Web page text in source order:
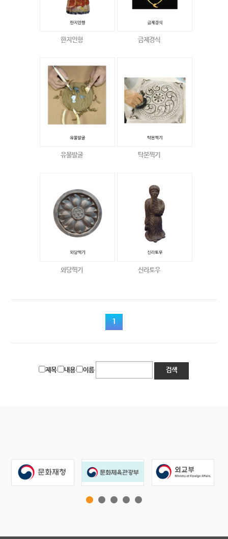
한지인형 금제경식
유물발굴 탁본찍기
와당찍기 신라토우
1
제목 내용 이름 검색